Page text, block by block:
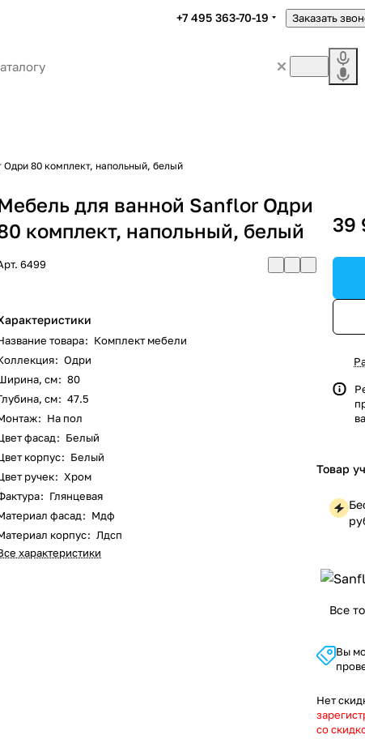
+7 495 363-70-19 Заказать
Одри 80 комплект, напольный, белый
для ванной Sanflor Одри
комплект, напольный, белый
6499
товара: Комплект мебели
: Одри
см: 80
см: 47.5
: На пол
фасад: Белый
корпус: Белый
ручек: Хром
: Глянцевая
фасад: Мдф
корпус: Лдсп
характеристики
39
Товар
Все
Вы
Нет
со